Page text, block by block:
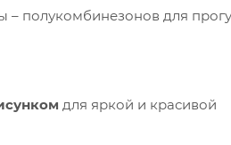
– полукомбинезонов для
для яркой и красивой